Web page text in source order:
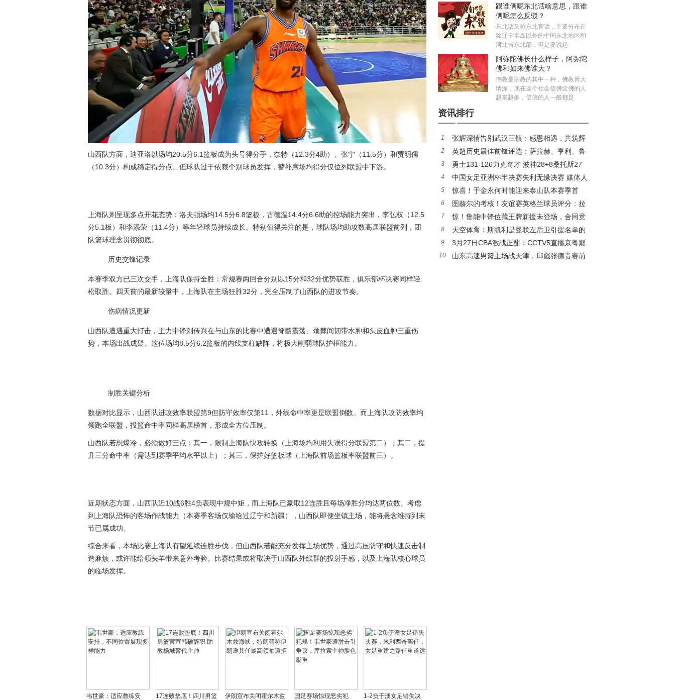
山西队方面，迪亚洛以场均20.5分6.1篮板成为头号得分手，奈特（12.3分4助）、张宁（11.5分）和贾明儒
（10.3分）构成稳定得分点。但球队过于依赖个别球员发挥，替补席场均得分仅位列联盟中下游。
上海队则呈现多点开花态势：洛夫顿场均14.5分6.8篮板，古德温14.4分6.6助的控场能力突出，李弘权（12.5
分5.1板）和李添荣（11.4分）等年轻球员持续成长。特别值得关注的是，球队场均助攻数高居联盟前列，团
队篮球理念贯彻彻底。
历史交锋记录
本赛季双方已三次交手，上海队保持全胜：常规赛两回合分别以15分和32分优势获胜，俱乐部杯决赛同样轻
松取胜。四天前的最新较量中，上海队在主场狂胜32分，完全压制了山西队的进攻节奏。
伤病情况更新
山西队遭遇重大打击，主力中锋刘传兴在与山东的比赛中遭遇脊髓震荡、颈棘间韧带水肿和头皮血肿三重伤
势，本场出战成疑。这位场均8.5分6.2篮板的内线支柱缺阵，将极大削弱球队护框能力。
制胜关键分析
数据对比显示，山西队进攻效率联盟第9但防守效率仅第11，外线命中率更是联盟倒数。而上海队攻防效率均
领跑全联盟，投篮命中率同样高居榜首，形成全方位压制。
山西队若想爆冷，必须做好三点：其一，限制上海队快攻转换（上海场均利用失误得分联盟第二）；其二，提
升三分命中率（需达到赛季平均水平以上）；其三，保护好篮板球（上海队前场篮板率联盟前三）。
近期状态方面，山西队近10战6胜4负表现中规中矩，而上海队已豪取12连胜且每场净胜分均达两位数。考虑
到上海队恐怖的客场作战能力（本赛季客场仅输给过辽宁和新疆），山西队即便坐镇主场，能将悬念维持到末
节已属成功。
综合来看，本场比赛上海队有望延续连胜步伐，但山西队若能充分发挥主场优势，通过高压防守和快速反击制
造麻烦，或许能给领头羊带来意外考验。比赛结果或将取决于山西队外线群的投射手感，以及上海队核心球员
的临场发挥。
韦世豪：适应教练安
17连败垫底！四川男篮
伊朗宣布关闭霍尔木兹
国足赛场惊现恶劣犯
1-2负于澳女足错失决
跟谁俩呢东北话啥意思，跟谁
俩呢怎么反驳？
东北话又称东北官话，主要分布在
除辽宁半岛以外的中国东北地区和
河北省东北部，但是要说起
阿弥陀佛长什么样子，阿弥陀
佛和如来佛谁大？
佛教是宗教的其中一种，佛教博大
情深，现在这个社会信佛念佛的人
越来越多，信佛的人一般都是
资讯排行
1
张辉深情告别武汉三镇：感恩相遇，共筑辉
煌旅程
2
英超历史最佳前锋评选：萨拉赫、亨利、鲁
尼、C罗等巨星入围
3
勇士131-126力克奇才 波神28+8桑托斯27
分波杰姆斯基全能表现
4
中国女足亚洲杯半决赛失利无缘决赛 媒体人
热议米利西奇去留
5
惊喜！于金永何时能迎来泰山队本赛季首
秀？或成王大雷理想接班人
6
图赫尔的考核！友谊赛英格兰球员评分：拉
师傅独秀 本怀特回归抢戏
7
惊！鲁能中锋位藏王牌新援未登场，合同竟
签至2026年底
8
天空体育：斯凯利是曼联左后卫引援名单的
一员；罗马诺：曼联已多次派球探考察迪奥曼德
9
3月27日CBA激战正酣：CCTV5直播京粤巅
峰对决，广东迎战北京
10
山东高速男篮主场战天津，邱彪张德贵赛前